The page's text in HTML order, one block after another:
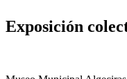
Exposición